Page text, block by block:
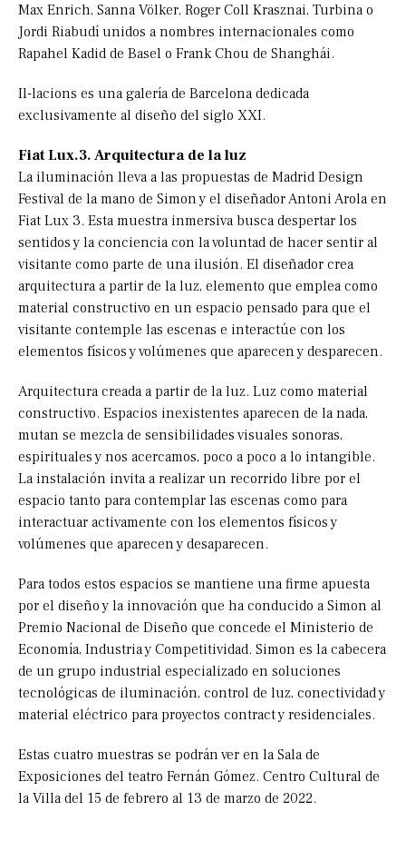
Max Enrich, Sanna Völker, Roger Coll Krasznai, Turbina o
Jordi Riabudí unidos a nombres internacionales como
Rapahel Kadid de Basel o Frank Chou de Shanghái.
Il-lacions es una galería de Barcelona dedicada
exclusivamente al diseño del siglo XXI.
Fiat Lux.3. Arquitectura de la luz
La iluminación lleva a las propuestas de Madrid Design
Festival de la mano de Simon y el diseñador Antoni Arola en
Fiat Lux 3. Esta muestra inmersiva busca despertar los
sentidos y la conciencia con la voluntad de hacer sentir al
visitante como parte de una ilusión. El diseñador crea
arquitectura a partir de la luz, elemento que emplea como
material constructivo en un espacio pensado para que el
visitante contemple las escenas e interactúe con los
elementos físicos y volúmenes que aparecen y desparecen.
Arquitectura creada a partir de la luz. Luz como material
constructivo. Espacios inexistentes aparecen de la nada,
mutan se mezcla de sensibilidades visuales sonoras,
espirituales y nos acercamos, poco a poco a lo intangible.
La instalación invita a realizar un recorrido libre por el
espacio tanto para contemplar las escenas como para
interactuar activamente con los elementos físicos y
volúmenes que aparecen y desaparecen.
Para todos estos espacios se mantiene una firme apuesta
por el diseño y la innovación que ha conducido a Simon al
Premio Nacional de Diseño que concede el Ministerio de
Economía, Industria y Competitividad. Simon es la cabecera
de un grupo industrial especializado en soluciones
tecnológicas de iluminación, control de luz, conectividad y
material eléctrico para proyectos contract y residenciales.
Estas cuatro muestras se podrán ver en la Sala de
Exposiciones del teatro Fernán Gómez. Centro Cultural de
la Villa del 15 de febrero al 13 de marzo de 2022.